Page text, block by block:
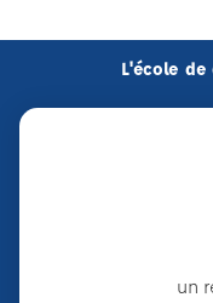
L'école
un